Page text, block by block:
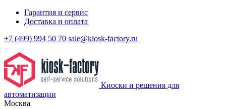
Гарантия и сервис
Доставка и оплата
+7 (499) 994 50 70 sale@kiosk-factory.ru
Киоски и решения для
автоматизации
Москва